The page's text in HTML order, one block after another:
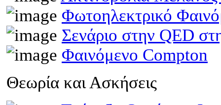
Φωτοηλεκτρικό
Σενάριο στην QED
Φαινόμενο Compton
Θεωρία και Ασκήσεις